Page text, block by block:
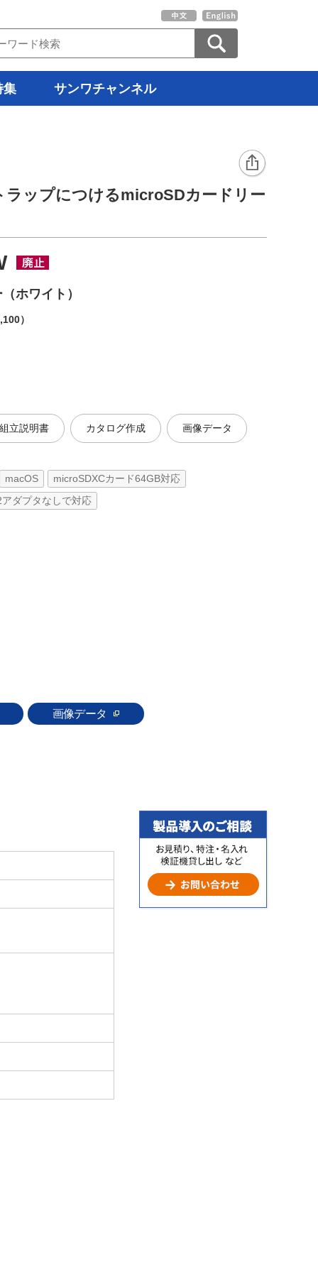
集 サンワチャンネル
ラップにつけるmicroSDカードリー
ホワイト）
）
立説明書 カタログ作成 画像データ
macOS microSDXCカード64GB対応
ダプタなしで対応
画像データ